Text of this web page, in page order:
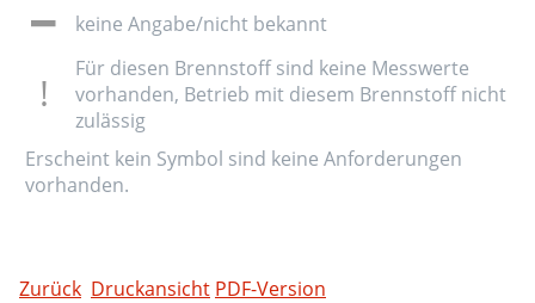
keine Angabe/nicht bekannt
Für diesen Brennstoff sind keine Messwerte
vorhanden, Betrieb mit diesem Brennstoff nicht
zulässig
Erscheint kein Symbol sind keine Anforderungen
vorhanden.
Zurück Druckansicht PDF-Version